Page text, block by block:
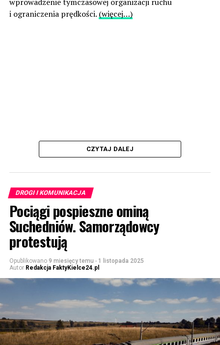
wprowadzenie tymczasowej organizacji ruchu
i ograniczenia prędkości. (więcej…)
CZYTAJ DALEJ
DROGI I KOMUNIKACJA
Pociągi pospieszne ominą
Suchedniów. Samorządowcy
protestują
Opublikowano 9 miesięcy temu - 1 listopada 2025
Autor Redakcja FaktyKielce24.pl